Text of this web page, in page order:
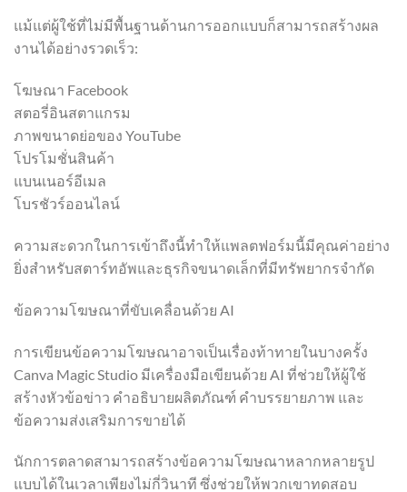
แม้แต่ผู้ใช้ที่ไม่มีพื้นฐานด้านการออกแบบก็สามารถสร้างผล
งานได้อย่างรวดเร็ว:
โฆษณา Facebook
สตอรี่อินสตาแกรม
ภาพขนาดย่อของ YouTube
โปรโมชั่นสินค้า
แบนเนอร์อีเมล
โบรชัวร์ออนไลน์
ความสะดวกในการเข้าถึงนี้ทำให้แพลตฟอร์มนี้มีคุณค่าอย่าง
ยิ่งสำหรับสตาร์ทอัพและธุรกิจขนาดเล็กที่มีทรัพยากรจำกัด
ข้อความโฆษณาที่ขับเคลื่อนด้วย AI
การเขียนข้อความโฆษณาอาจเป็นเรื่องท้าทายในบางครั้ง
Canva Magic Studio มีเครื่องมือเขียนด้วย AI ที่ช่วยให้ผู้ใช้
สร้างหัวข้อข่าว คำอธิบายผลิตภัณฑ์ คำบรรยายภาพ และ
ข้อความส่งเสริมการขายได้
นักการตลาดสามารถสร้างข้อความโฆษณาหลากหลายรูป
แบบได้ในเวลาเพียงไม่กี่วินาที ซึ่งช่วยให้พวกเขาทดสอบ